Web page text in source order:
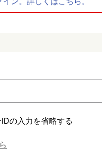
の入力を省略する